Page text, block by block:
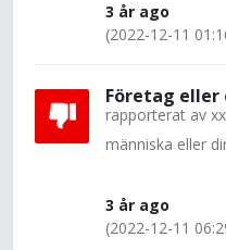
3 år ago
(2022-12-11
Företag
rapporterat av
människa eller
3 år ago
(2022-12-11